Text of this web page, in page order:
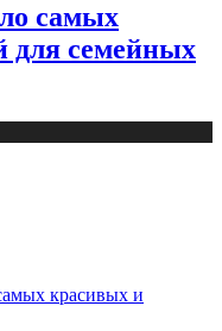
самых
для семейных
красивых и